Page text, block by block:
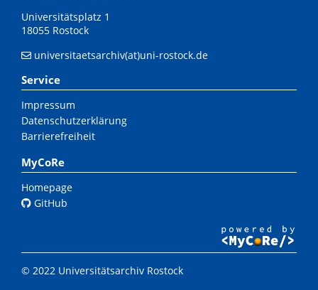
Universitätsplatz 1
18055 Rostock
universitaetsarchiv(at)uni-rostock.de
Service
Impressum
Datenschutzerklärung
Barrierefreiheit
MyCoRe
Homepage
GitHub
© 2022 Universitätsarchiv Rostock